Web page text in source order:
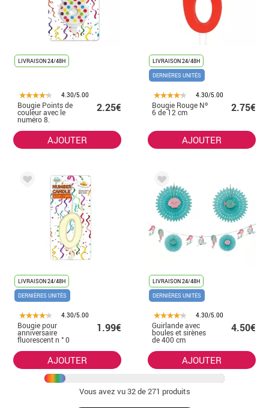
LIVRAISON 24/48H
4.30/5.00
Bougie Points de
couleur avec le
numéro 8.
2.25€
AJOUTER
LIVRAISON 24/48H
DERNIÈRES UNITÉS
4.30/5.00
Bougie Rouge Nº
6 de 12 cm 2.75€
AJOUTER
LIVRAISON 24/48H
DERNIÈRES UNITÉS
4.30/5.00
Bougie pour
anniversaire
fluorescent n ° 0
1.99€
AJOUTER
LIVRAISON 24/48H
DERNIÈRES UNITÉS
4.30/5.00
Guirlande avec
boules et sirènes
de 400 cm
4.50€
AJOUTER
Vous avez vu32de 271 produits